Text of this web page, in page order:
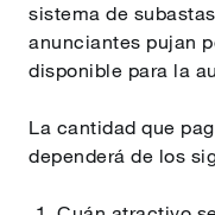
sistema de
anunciantes pujan
disponible para la
La cantidad que
dependerá de los